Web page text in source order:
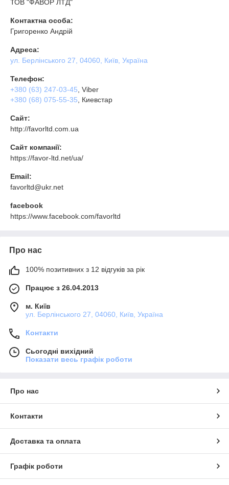
ТОВ "ФАВОР ЛТД"
Контактна особа:
Григоренко Андрій
Адреса:
ул. Берлінського 27, 04060, Київ, Україна
Телефон:
+380 (63) 247-03-45 , Viber
+380 (68) 075-55-35 , Киевстар
Сайт:
http://favorltd.com.ua
Сайт компанії:
https://favor-ltd.net/ua/
Email:
favorltd@ukr.net
facebook
https://www.facebook.com/favorltd
Про нас
100% позитивних з 12 відгуків за рік
Працює з 26.04.2013
м. Київ
ул. Берлінського 27, 04060, Київ, Україна
Контакти
Сьогодні вихідний
Показати весь графік роботи
Про нас
Контакти
Доставка та оплата
Графік роботи